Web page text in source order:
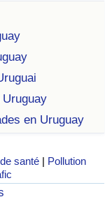
en Uruguay
santé | Pollution